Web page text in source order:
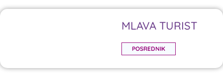
MLAVA TURIST
POSREDNIK